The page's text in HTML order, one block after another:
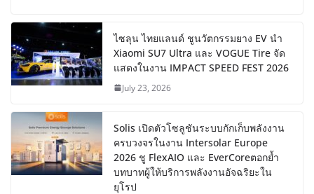
ไซลุน ไทยแลนด์ ชูนวัตกรรมยาง EV นำ
Xiaomi SU7 Ultra และ VOGUE Tire จัด
แสดงในงาน IMPACT SPEED FEST 2026
July 23, 2026
Solis เปิดตัวโซลูชันระบบกักเก็บพลังงาน
ครบวงจรในงาน Intersolar Europe
2026 ชู FlexAIO และ EverCoreตอกย้ำ
บทบาทผู้ให้บริการพลังงานอัจฉริยะใน
ยุโรป